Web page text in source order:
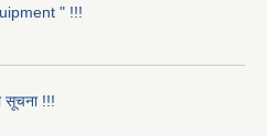
" !!!
सूचना !!!